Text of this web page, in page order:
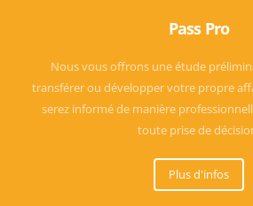
Pass Pro
Nous vous offrons une étude
transférer ou développer votre propre
serez informé de manière
toute prise de
Plus d'infos